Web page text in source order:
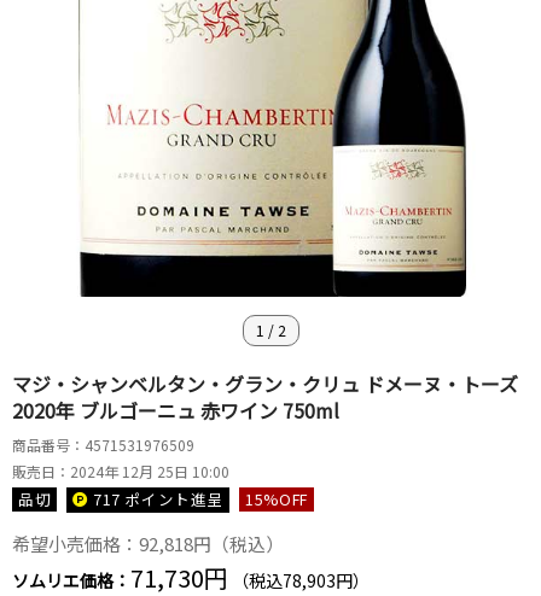
1 / 2
マジ・シャンベルタン・グラン・クリュ ドメーヌ・トーズ
2020年 ブルゴーニュ 赤ワイン 750ml
商品番号：4571531976509
販売日：2024年 12月 25日 10:00
品切 717 ポイント進呈 15%OFF
希望小売価格：92,818円（税込）
ソムリエ価格： 71,730円 （税込78,903円）